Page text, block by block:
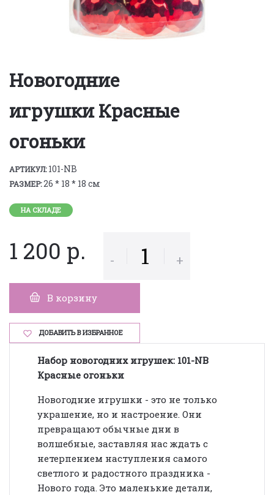
Новогодние
игрушки Красные
огоньки
АРТИКУЛ:101-NB
РАЗМЕР:26 * 18 * 18 см
НА СКЛАДЕ
1 200 р. - +
В корзину
ДОБАВИТЬ В ИЗБРАННОЕ
Набор новогоднихигрушек: 101-NB
Красные огоньки
Новогодние игрушки - это не только
украшение, но и настроение. Они
превращают обычные дни в
волшебные, заставляя нас ждать с
нетерпением наступления самого
светлого и радостного праздника -
Нового года. Это маленькие детали,